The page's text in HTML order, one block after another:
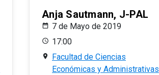
Anja Sautmann, J-PAL
7 de Mayo de 2019
17:00
Facultad de Ciencias
Económicas y Administrativas